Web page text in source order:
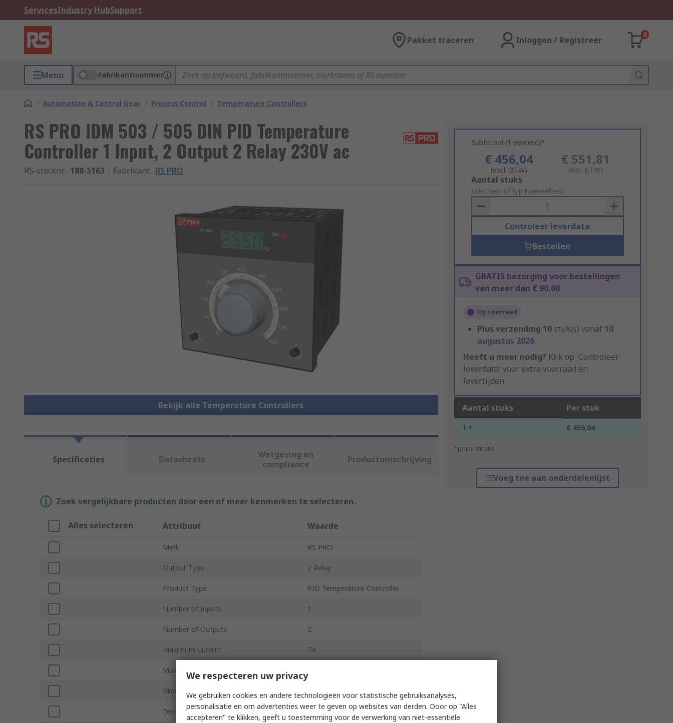
ServicesIndustry HubSupport
Pakket traceren Inloggen / Registreer
0
Menu Fabrikantnummer
/ Automation & Control Gear / Process Control / Temperature Controllers
RS PRO IDM 503 / 505 DIN PID Temperature
Controller 1 Input, 2 Output 2 Relay 230V ac
RS-stocknr.: 188-5163 Fabrikant: RS PRO
Bekijk alle Temperature Controllers
Subtotaal (1 eenheid)*
€ 456,04
(excl. BTW)
€ 551,81
(incl. BTW)
Add
to
Basket
Aantal stuks
selecteer of typ hoeveelheid
Controleer leverdata
Bestellen
GRATIS bezorging voor bestellingen
van meer dan € 90,00
Op voorraad
Plus verzending 10 stuk(s) vanaf 10
augustus 2026
Heeft u meer nodig? Klik op 'Controleer
leverdata' voor extra voorraad en
levertijden.
Aantal stuks Per stuk
1 + € 456,04
*prijsindicatie
Voeg toe aan onderdelenlijst
Specificaties Datasheets
Wetgeving en
compliance
Productomschrijving
Zoek vergelijkbare producten door een of meer kenmerken te selecteren.
Alles selecteren Attribuut Waarde
Merk RS PRO
Output Type 2 Relay
Product Type PID Temperature Controller
Number of Inputs 1
Number of Outputs 2
Maximum Current 7A
Maximum Operating Temperature
Minimum Operating Temperature 0°C
Terminal Type Screw
We respecteren uw privacy
We gebruiken cookies en andere technologieën voor statistische gebruiksanalyses,
personalisatie en om advertenties weer te geven op websites van derden. Door op "Alles
accepteren" te klikken, geeft u toestemming voor de verwerking van niet-essentiële